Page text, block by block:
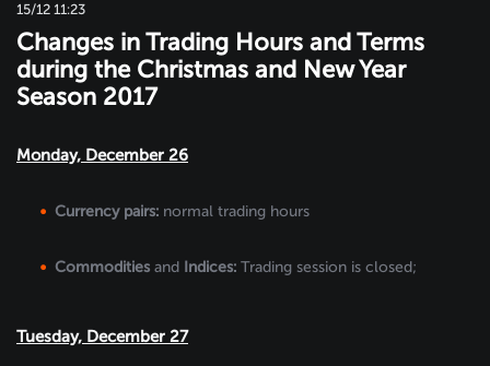
15/12 11:23
Changes in Trading Hours and Terms
during the Christmas and New Year
Season 2017
Monday, December 26
Currency pairs: normal trading hours
Commodities and Indices: Trading session is closed;
Tuesday, December 27